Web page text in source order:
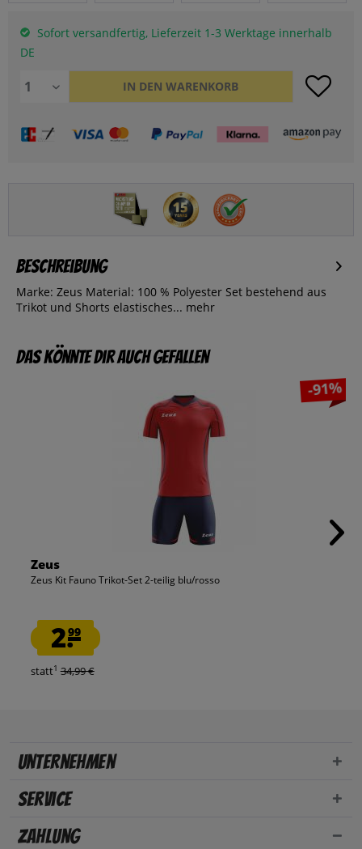
Sofort versandfertig, Lieferzeit 1-3 Werktage innerhalb
DE
IN DEN WARENKORB
Beschreibung
Marke: Zeus Material: 100 % Polyester Set bestehend aus
Trikot und Shorts elastisches... mehr
Das könnte dir auch gefallen
-91%
Zeus
Zeus Kit Fauno Trikot-Set 2-teilig blu/rosso
2.99
statt1 34,99 €
Unternehmen
Service
Zahlung